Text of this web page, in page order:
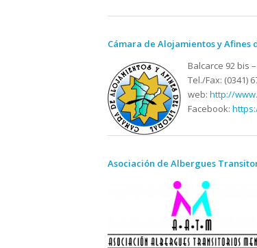
Cámara de Alojamientos y Afines
Balcarce 92 bis
Tel./Fax: (0341)
web: http://
Facebook:
Asociación de Albergues